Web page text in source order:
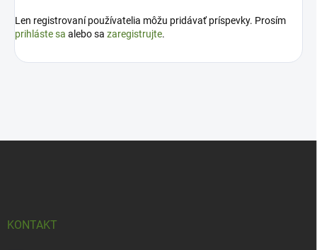
Len registrovaní používatelia môžu pridávať príspevky. Prosím
prihláste sa alebo sa zaregistrujte.
KONTAKT